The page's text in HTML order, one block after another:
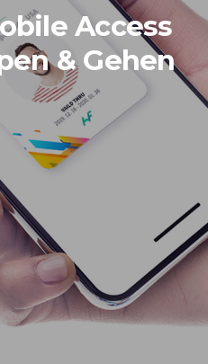
Access
& Gehen